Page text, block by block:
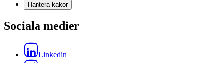
Hantera kakor
Sociala medier
Linkedin